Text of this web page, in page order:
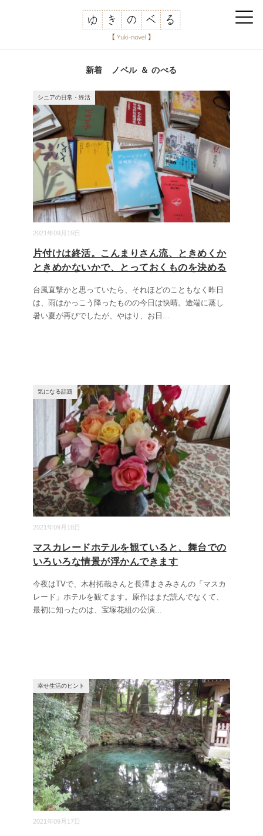
新着 ノベル ＆ のべる
2021年09月19日
シニアの日常・終活
片付けは終活。こんまりさん流、ときめくか
ときめかないかで、とっておくものを決める
台風直撃かと思っていたら、それほどのこともなく昨日
は、雨はかっこう降ったものの今日は快晴。途端に蒸し
暑い夏が再びでしたが、やはり、お日 ...
2021年09月18日
気になる話題
マスカレードホテルを観ていると、舞台での
いろいろな情景が浮かんできます
今夜はTVで、木村拓哉さんと長澤まさみさんの「マスカ
レード」ホテルを観てます。原作はまだ読んでなくて、
最初に知ったのは、宝塚花組の公演...
2021年09月17日
幸せ生活のヒント